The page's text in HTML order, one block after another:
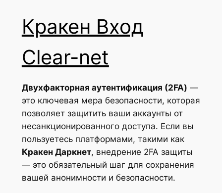
Кракен Вход
Clear-net
Двухфакторная аутентификация (2FA) —
это ключевая мера безопасности, которая
позволяет защитить ваши аккаунты от
несанкционированного доступа. Если вы
пользуетесь платформами, такими как
Кракен Даркнет, внедрение 2FA защиты
— это обязательный шаг для сохранения
вашей анонимности и безопасности.